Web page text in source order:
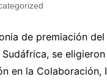
de premiación
se
en la